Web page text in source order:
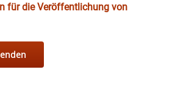
für die Veröffentlichung von